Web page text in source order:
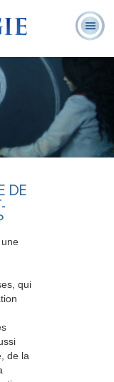
Foire aux
questions
DE
une
qui
de la